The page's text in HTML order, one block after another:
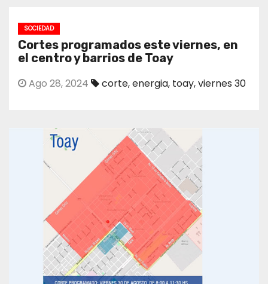
SOCIEDAD
Cortes programados este viernes, en
el centro y barrios de Toay
Ago 28, 2024 corte,energia, toay,viernes 30